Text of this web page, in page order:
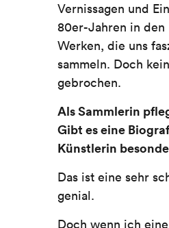
Vernissagen und
80er-Jahren in den
Werken, die uns
sammeln. Doch
gebrochen.
Als Sammlerin
Gibt es eine
Künstlerin
Das ist eine sehr
genial.
Doch wenn ich